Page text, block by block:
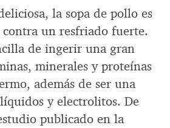
la sopa de pollo es
un resfriado fuerte.
de ingerir una gran
minerales y proteínas
además de ser una
y electrolitos. De
publicado en la